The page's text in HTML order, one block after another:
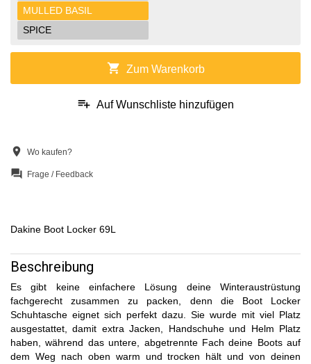
MULLED BASIL
SPICE
shopping_cart Zum Warenkorb
playlist_add Auf Wunschliste hinzufügen
location_on Wo kaufen?
question_answer Frage / Feedback
Dakine Boot Locker 69L
Beschreibung
Es gibt keine einfachere Lösung deine Winteraustrüstung
fachgerecht zusammen zu packen, denn die Boot Locker
Schuhtasche eignet sich perfekt dazu. Sie wurde mit viel Platz
ausgestattet, damit extra Jacken, Handschuhe und Helm Platz
haben, während das untere, abgetrennte Fach deine Boots auf
dem Weg nach oben warm und trocken hält und von deinen